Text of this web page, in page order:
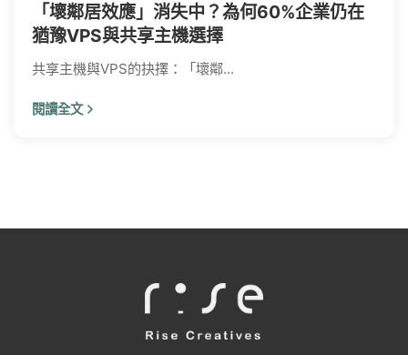
「壞鄰居效應」消失中？為何60%企業仍在
猶豫VPS與共享主機選擇
共享主機與VPS的抉擇：「壞鄰...
閱讀全文